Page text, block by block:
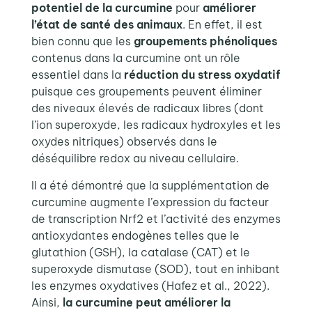
potentiel de la curcumine pour améliorer
l’état de santé des animaux. En effet, il est
bien connu que les groupements phénoliques
contenus dans la curcumine ont un rôle
essentiel dans la réduction du stress oxydatif
puisque ces groupements peuvent éliminer
des niveaux élevés de radicaux libres (dont
l’ion superoxyde, les radicaux hydroxyles et les
oxydes nitriques) observés dans le
déséquilibre redox au niveau cellulaire.
Il a été démontré que la supplémentation de
curcumine augmente l’expression du facteur
de transcription Nrf2 et l’activité des enzymes
antioxydantes endogènes telles que le
glutathion (GSH), la catalase (CAT) et le
superoxyde dismutase (SOD), tout en inhibant
les enzymes oxydatives (Hafez et al., 2022).
Ainsi, la curcumine peut améliorer la